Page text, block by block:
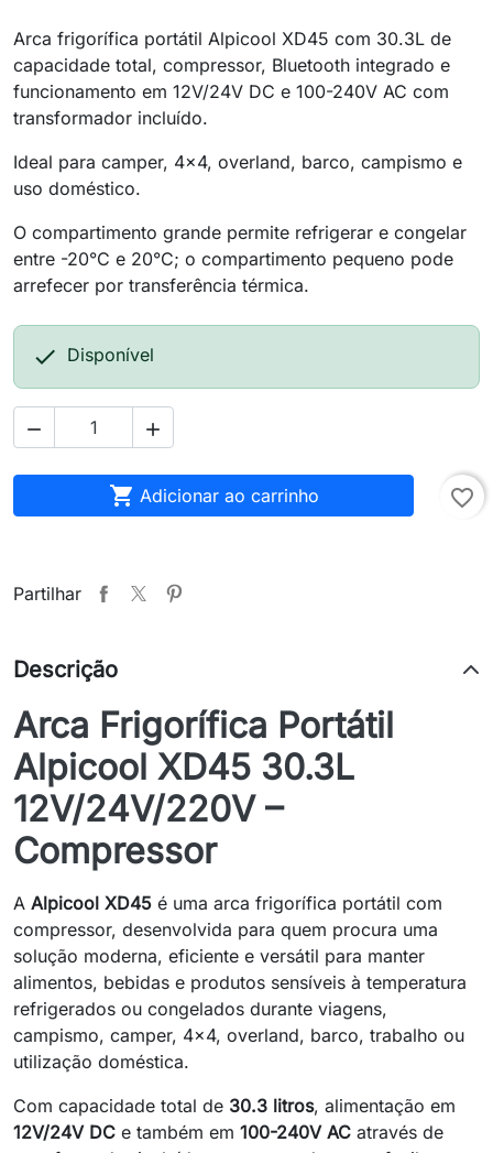
Arca frigorífica portátil Alpicool XD45 com 30.3L de
capacidade total, compressor, Bluetooth integrado e
funcionamento em 12V/24V DC e 100-240V AC com
transformador incluído.
Ideal para camper, 4x4, overland, barco, campismo e
uso doméstico.
O compartimento grande permite refrigerar e congelar
entre -20°C e 20°C; o compartimento pequeno pode
arrefecer por transferência térmica.
 Disponível
 
 Adicionar ao carrinho favorite_border
Partilhar
Descrição
Arca Frigorífica Portátil
Alpicool XD45 30.3L
12V/24V/220V –
Compressor
A Alpicool XD45 é uma arca frigorífica portátil com
compressor, desenvolvida para quem procura uma
solução moderna, eficiente e versátil para manter
alimentos, bebidas e produtos sensíveis à temperatura
refrigerados ou congelados durante viagens,
campismo, camper, 4x4, overland, barco, trabalho ou
utilização doméstica.
Com capacidade total de 30.3 litros, alimentação em
12V/24V DC e também em 100-240V AC através de